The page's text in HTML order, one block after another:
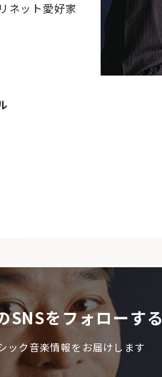
ネット愛好家
SNSをフォローする
ック音楽情報をお届けします